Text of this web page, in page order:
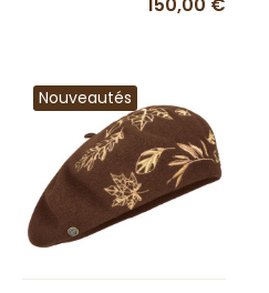
Nouveautés